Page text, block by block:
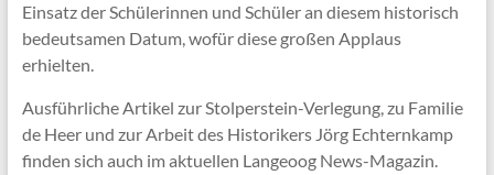
Einsatz der Schülerinnen und Schüler an diesem historisch
bedeutsamen Datum, wofür diese großen Applaus
erhielten.
Ausführliche Artikel zur Stolperstein-Verlegung, zu Familie
de Heer und zur Arbeit des Historikers Jörg Echternkamp
finden sich auch im aktuellen Langeoog News-Magazin.